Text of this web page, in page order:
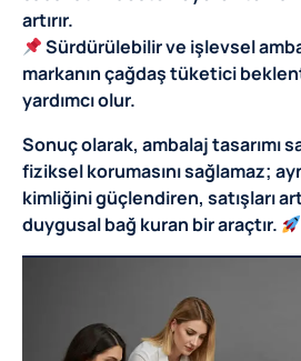
artırır.
Sürdürülebilir ve işlevsel
markanın çağdaş tüketici
yardımcı olur.
Sonuç olarak, ambalaj tasarımı
fiziksel korumasını sağlamaz;
kimliğini güçlendiren, satışları
duygusal bağ kuran bir araçtır.